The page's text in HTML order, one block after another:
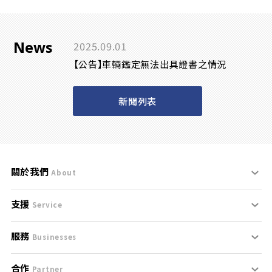
News 2025.09.01
【公告】車輛鑑定無法出具證書之情況
新聞列表
關於我們 About
刊登規範
服務條款
支援 Service
支援中心
服務 Businesses
什麼是Goo鑑定？
合作 Partner